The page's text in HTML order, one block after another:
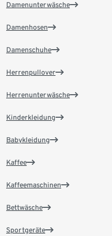
Damenunterwäsche
Damenhosen
Damenschuhe
Herrenpullover
Herrenunterwäsche
Kinderkleidung
Babykleidung
Kaffee
Kaffeemaschinen
Bettwäsche
Sportgeräte